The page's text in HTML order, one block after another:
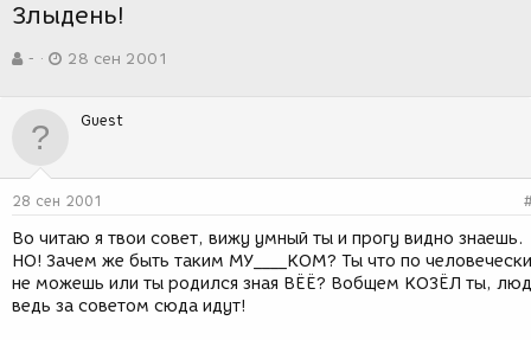
Злыдень!
в
р
м
-
а
д
н
и
я
28 сен 2001
Guest
28 сен 2001
Во читаю я твои совет, вижу умный ты и прогу видно знаешь.
НО! Зачем же быть таким МУ____КОМ? Ты что по человечески
не можешь или ты родился зная ВЁЁ? Вобщем КОЗЁЛ ты,
ведь за советом сюда идут!